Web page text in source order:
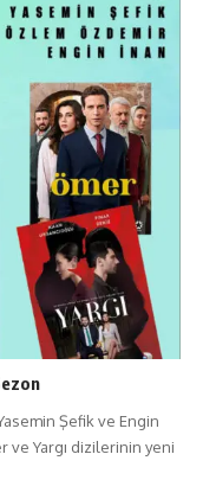
Şefik ve Engin
ve Yargı dizilerinin yeni